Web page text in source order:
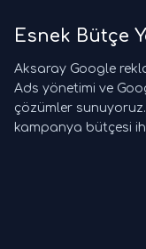
Esnek Bütçe
Aksaray Google
Ads yönetimi ve
çözümler
kampanya bütçesi